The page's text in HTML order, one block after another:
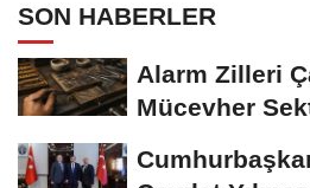
SON HABERLER
Alarm Zilleri
Mücevher